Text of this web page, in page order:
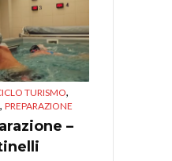
TURISMO,
, PREPARAZIONE
–